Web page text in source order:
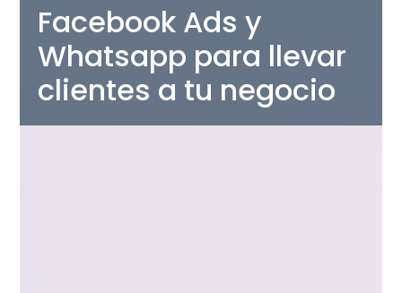
Facebook Ads y
Whatsapp para llevar
clientes a tu negocio